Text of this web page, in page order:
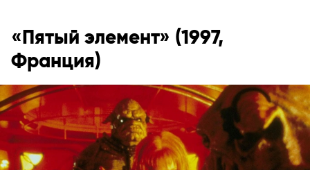
«Пятый элемент» (1997,
Франция)